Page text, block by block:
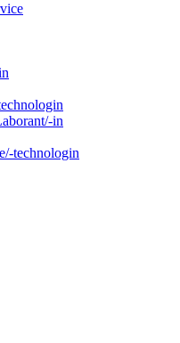
in
technologin